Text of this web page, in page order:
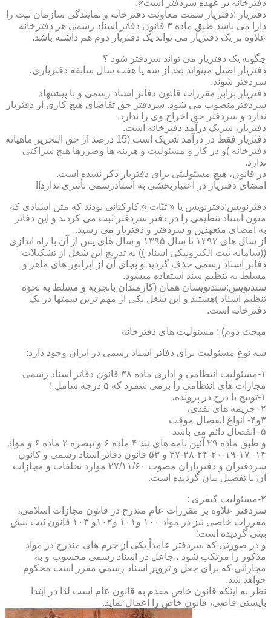
دفترخانه بر عهده سردفتر است».
دفتریار :دفتریار سمت معاونت دفترخانه و نمایندگی سازمان ثبت را
دارا می باشد.طبق ماده ۳ قانون دفاتر اسناد رسمی هر دفترخانه
علاوه بر یک دفتریار می تواند یک دفتریار دوم هم داشته باشد.
چگونه یک دفتریار می تواند سردفتر شود ؟
دفتریار اصیل میتواند بعد از سه یا هفت سال سابقه دفتریاری،
سردفتر شوند.
دفتریار برابر مقررات قانون دفاتر اسناد رسمی و با پیشنهاد
سردفترمنصوب می شود. سردفتر حق تقاضای هیچ کاری از دفتریار
ندارد و سردفتر حق اخراج وی را ندارد.
دفتریار، شریک درآمد دفترخانه است.
دفتریار فقط در درآمد شریک است (15 درصد از حق التحریر ماهیانه
دفترخانه )و در کار و مسئولیت و هزینه ها وضررها هیچ شراکتی
ندارد.
در قانون، هیچ مسئولیتی برای دفتریار ذکر نشده است.
امضای دفتریار در اعتباربخشی به اسنادرسمی تأثیری ندارد!!
دفترنویس:دفترنویس یا « ثبّات » کارکنانی بودند که متن اسنادی که
متون اسناد تنظیمی را در دفتر سردفتر ثبت می کردند و این دفاتر
به امضای متعهدین و سردفتر و دفتریار می رسید.
از سال های ۱۳۹۲ تا سال ۱۳۹۵ و سال های پس از آن با راه اندازی
((سامانه ثبت الکترونیکی اسناد )) به تدریج این شغل از تشکیلات
دفاتر اسناد رسمی حذف گردید و بجای آن از اپراتور های ماهر و
مسلط به تنظیم سند استفاده میشود.
سندنویس:سندنویسان همان (کارمندان باتجربه و مسلط به نحوه
تنظیم اسناد )هستند و این شغل یکی از مهم ترین سمتها در یک
دفترخانه است.
مبحث دوم) : مسئولیت های دفترخانه
سه نوع مسئولیت برای دفاتر اسناد رسمی در ایران وجود دارد:
۱-مسئولیت انتظامی و اداری ماده ۳۸ قانون دفاتر اسناد رسمی
مجازات های انتظامی را برمی شمرد که ۵ درجه شامل :
۱-توبیخ با درج در پرونده،
۲- جریمه های نقدی،
۳و۴- انواع انفصال موقت
۵- انفصال دائم می باشد
و طبق ماده ۲۹ آئین نامه های بند ۴ ماده ۶ و تبصره ۲ ماده ۶ و مواد
۱۴- ۱۷-۱۹-۲۰-۲۴-۲۸-۳۷ و ۵۳ قانون دفاتر اسناد رسمی و کانون
سردفتران و دفتریاران مصوب ۲۷/۱۱/۶۰ موارد تخلفات و مجازات
آن با تفصیل بیان گردیده است.
۲-مسئولیت کیفری :
سردفتر علاوه بر مقررات عام مندرج در قانون مجازات اسلامی،
مقررات خاصی نیز در مواد ۱۰۰ و۱۰۱ و۱۰۲و ۱۰۳ قانون ثبت پیش
بینی گردیده است؛
و در صورتی که سردفتر عامداً یکی از جرم های مندرج در مواد
مذکور را مرتکب شود ، جاعل در اسناد رسمی محسوب و به
مجازاتی که برای جعل و تزویر اسناد رسمی مقرر است محکوم
خواهد شد.
نظر به اینکه قانون خاص مقدم به قانون عام است لذا در ابتدا
بایستی قاضی، قانون خاص را اعمال نماید.